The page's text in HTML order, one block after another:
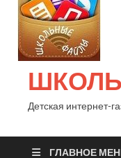
Детская интернет-
ГЛАВНОЕ